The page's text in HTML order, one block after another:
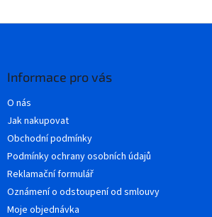
Informace pro vás
O nás
Jak nakupovat
Obchodní podmínky
Podmínky ochrany osobních údajů
Reklamační formulář
Oznámení o odstoupení od smlouvy
Moje objednávka